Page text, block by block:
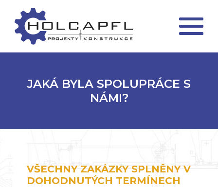
JAKÁ BYLA SPOLUPRÁCE S
NÁMI?
VŠECHNY ZAKÁZKY SPLNĚNY V
DOHODNUTÝCH TERMÍNECH